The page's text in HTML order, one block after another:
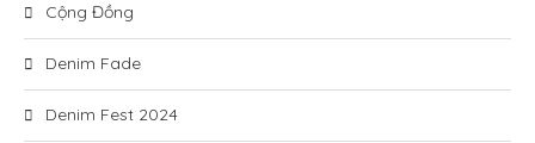
Cộng Đồng
Denim Fade
Denim Fest 2024